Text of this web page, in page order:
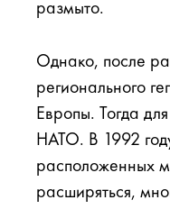
размыто.
Однако, после
регионального
Европы. Тогда
НАТО. В 1992
расположенных
расширяться,